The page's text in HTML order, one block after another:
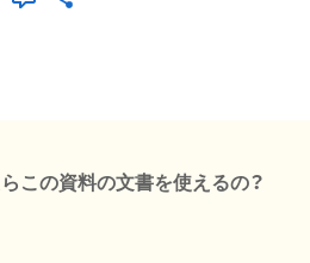
この資料の文書を使えるの？